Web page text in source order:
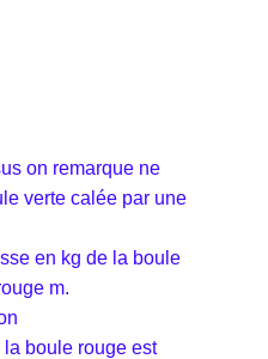
on remarque ne
verte calée par une
en kg de la boule
m.
boule rouge est